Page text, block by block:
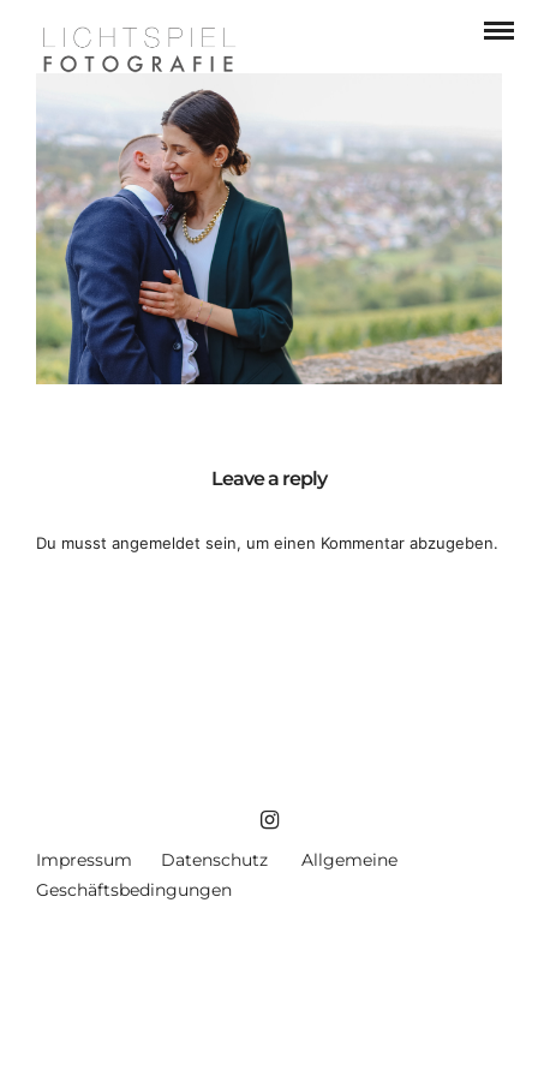
Leave a reply
Du musst angemeldet sein, um einen Kommentar abzugeben.
Impressum Datenschutz
Allgemeine
Geschäftsbedingungen